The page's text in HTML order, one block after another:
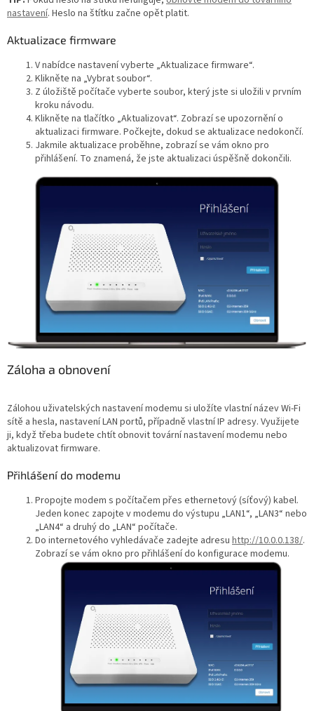
nastavení. Heslo na štítku začne opět platit.
Aktualizace firmware
V nabídce nastavení vyberte „Aktualizace firmware“.
Klikněte na „Vybrat soubor“.
Z úložiště počítače vyberte soubor, který jste si uložili v prvním
kroku návodu.
Klikněte na tlačítko „Aktualizovat“. Zobrazí se upozornění o
aktualizaci firmware. Počkejte, dokud se aktualizace nedokončí.
Jakmile aktualizace proběhne, zobrazí se vám okno pro
přihlášení. To znamená, že jste aktualizaci úspěšně dokončili.
Záloha a obnovení
Zálohou uživatelských nastavení modemu si uložíte vlastní název Wi‑Fi
sítě a hesla, nastavení LAN portů, případně vlastní IP adresy. Využijete
ji, když třeba budete chtít obnovit tovární nastavení modemu nebo
aktualizovat firmware.
Přihlášení do modemu
Propojte modem s počítačem přes ethernetový (síťový) kabel.
Jeden konec zapojte v modemu do výstupu „LAN1“, „LAN3“ nebo
„LAN4“ a druhý do „LAN“ počítače.
Do internetového vyhledávače zadejte adresu http://10.0.0.138/.
Zobrazí se vám okno pro přihlášení do konfigurace modemu.